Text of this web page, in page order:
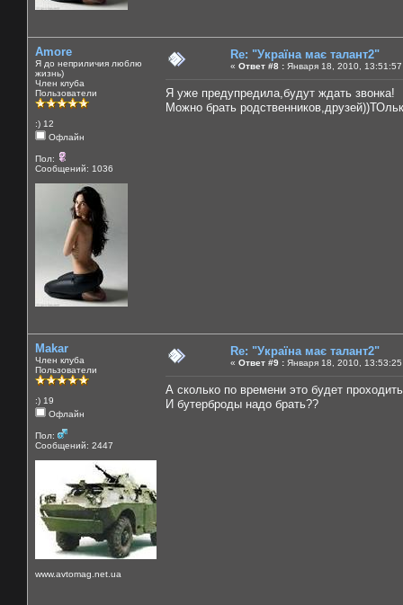
Amore
Я до неприличия люблю
жизнь)
Член клуба
Пользователи
:) 12
Офлайн
Пол:
Сообщений: 1036
Re: "Україна має талант2"
« Ответ #8 : Января 18, 2010,
Я уже предупредила,будут ждать звонка!
Можно брать
Makar
Член клуба
Пользователи
:) 19
Офлайн
Пол:
Сообщений: 2447
www.avtomag.net.ua
Re: "Україна має талант2"
« Ответ #9 : Января 18, 2010,
А сколько по времени это будет
И бутерброды надо брать??